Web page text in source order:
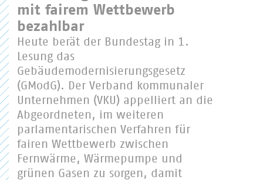
mit fairem Wettbewerb
bezahlbar
Heute berät der Bundestag in 1.
Lesung das
Gebäudemodernisierungsgesetz
(GModG). Der Verband kommunaler
Unternehmen (VKU) appelliert an die
Abgeordneten, im weiteren
parlamentarischen Verfahren für
fairen Wettbewerb zwischen
Fernwärme, Wärmepumpe und
grünen Gasen zu sorgen, damit